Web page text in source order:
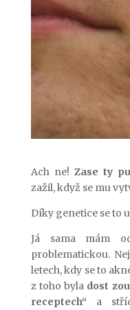
Ach ne! Zase ty
zažil, když se mu
Díky genetice se to
Já sama mám
problematickou.
letech, kdy se to
z toho byla dost
receptech“a